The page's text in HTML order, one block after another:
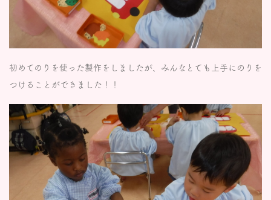
初めてのりを使った製作をしましたが、みんなとても上手にのりを
つけることができました！！